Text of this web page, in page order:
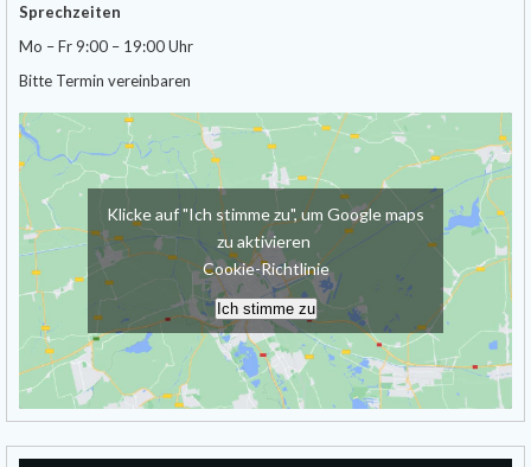
Sprechzeiten
Mo – Fr 9:00 – 19:00 Uhr
Bitte Termin vereinbaren
Klicke auf "Ich stimme zu", um Google maps
zu aktivieren
Cookie-Richtlinie
Ich stimme zu